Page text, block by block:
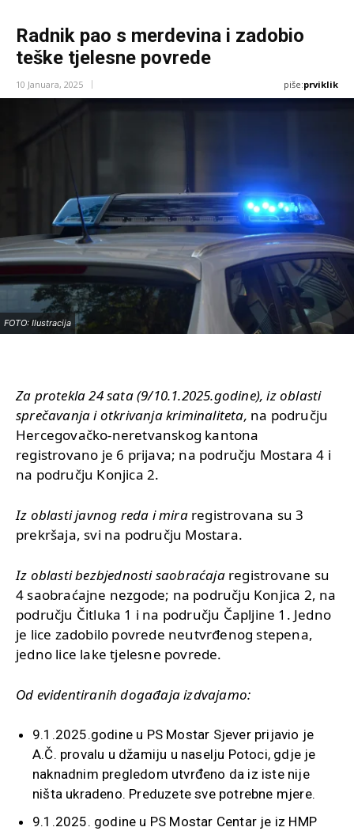
Radnik pao s merdevina i zadobio
teške tjelesne povrede
10 Januara, 2025 piše:prviklik
FOTO: Ilustracija
Za protekla 24 sata (9/10.1.2025.godine), iz oblasti
sprečavanja i otkrivanja kriminaliteta, na području
Hercegovačko-neretvanskog kantona
registrovano je 6 prijava; na području Mostara 4 i
na području Konjica 2.
Iz oblasti javnog reda i miraregistrovana su 3
prekršaja, svi na području Mostara.
Iz oblasti bezbjednosti saobraćajaregistrovane su
4 saobraćajne nezgode; na području Konjica 2, na
području Čitluka 1 i na području Čapljine 1. Jedno
je lice zadobilo povrede neutvrđenog stepena,
jedno lice lake tjelesne povrede.
Od evidentiranih događaja izdvajamo:
9.1.2025.godine u PS Mostar Sjever prijavio je
A.Č. provalu u džamiju u naselju Potoci, gdje je
naknadnim pregledom utvrđeno da iz iste nije
ništa ukradeno. Preduzete sve potrebne mjere.
9.1.2025. godine u PS Mostar Centar je iz HMP